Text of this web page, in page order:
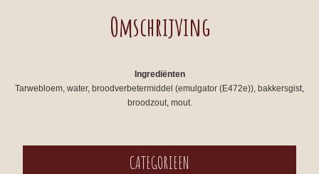
Omschrijving
Ingrediënten
Tarwebloem, water, broodverbetermiddel (emulgator (E472e)), bakkersgist,
broodzout, mout.
CATEGORIEEN